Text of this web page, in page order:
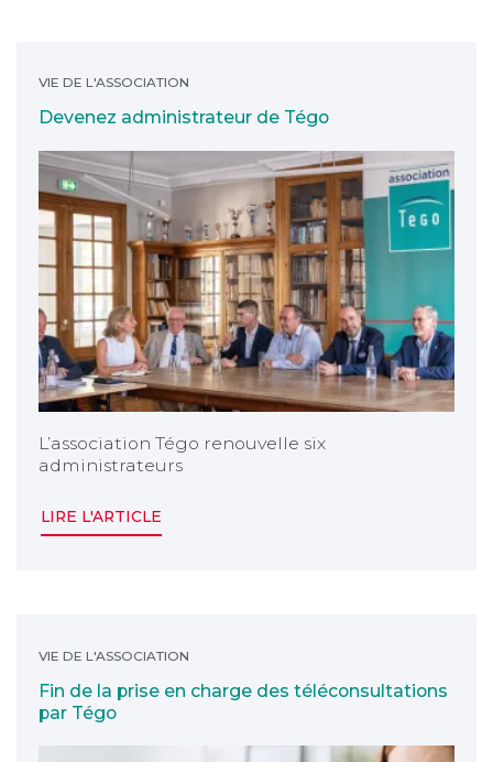
VIE DE L'ASSOCIATION
Devenez administrateur de Tégo
L’association Tégo renouvelle six
administrateurs
LIRE L'ARTICLE
VIE DE L'ASSOCIATION
Fin de la prise en charge des téléconsultations
par Tégo